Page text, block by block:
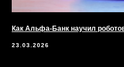
Как Альфа-Банк научил
23.03.2026